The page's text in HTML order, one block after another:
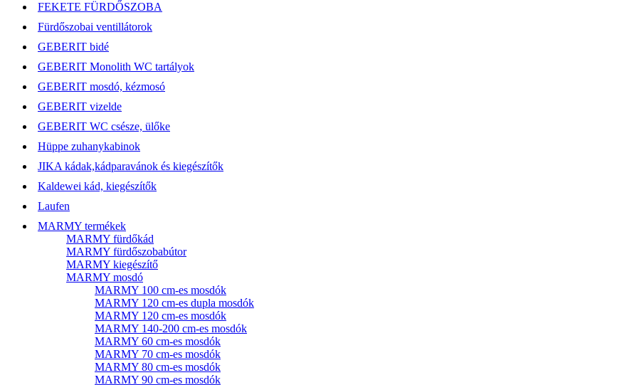
FEKETE FÜRDŐSZOBA
Fürdőszobai ventillátorok
GEBERIT bidé
GEBERIT Monolith WC tartályok
GEBERIT mosdó, kézmosó
GEBERIT vizelde
GEBERIT WC csésze, ülőke
Hüppe zuhanykabinok
JIKA kádak,kádparavánok és kiegészítők
Kaldewei kád, kiegészítők
Laufen
MARMY termékek
MARMY fürdőkád
MARMY fürdőszobabútor
MARMY kiegészítő
MARMY mosdó
MARMY 100 cm-es mosdók
MARMY 120 cm-es dupla mosdók
MARMY 120 cm-es mosdók
MARMY 140-200 cm-es mosdók
MARMY 60 cm-es mosdók
MARMY 70 cm-es mosdók
MARMY 80 cm-es mosdók
MARMY 90 cm-es mosdók